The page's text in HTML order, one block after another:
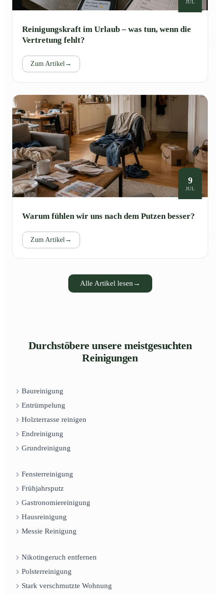
JUL
Reinigungskraft im Urlaub – was tun, wenn die
Vertretung fehlt?
Zum Artikel→
9
JUL
Warum fühlen wir uns nach dem Putzen besser?
Zum Artikel→
Alle Artikel lesen →
Durchstöbere unsere meistgesuchten
Reinigungen
Baureinigung
Entrümpelung
Holzterrasse reinigen
Endreinigung
Grundreinigung
Fensterreinigung
Frühjahrsputz
Gastronomiereinigung
Hausreinigung
Messie Reinigung
Nikotingeruch entfernen
Polsterreinigung
Stark verschmutzte Wohnung